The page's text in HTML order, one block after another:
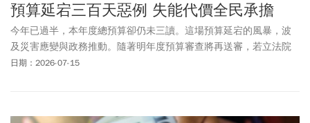
預算延宕三百天惡例 失能代價全民承擔
今年已過半，本年度總預算卻仍未三讀。這場預算延宕的風暴，波
及災害應變與政務推動。隨著明年度預算審查將再送審，若立法院
為趕上時程匆忙審議，把關更可能流於草率，留下重大後遺症。
日期：2026-07-15